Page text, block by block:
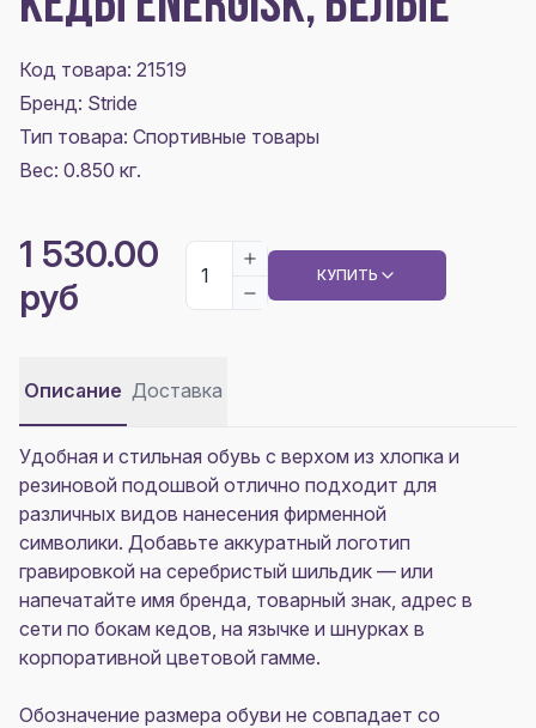
Код товара: 21519
Бренд: Stride
Тип товара: Спортивные товары
Вес: 0.850 кг.
1 530.00
руб
КУПИТЬ
Описание Доставка
Удобная и стильная обувь с верхом из хлопка и
резиновой подошвой отлично подходит для
различных видов нанесения фирменной
символики. Добавьте аккуратный логотип
гравировкой на серебристый шильдик — или
напечатайте имя бренда, товарный знак, адрес в
сети по бокам кедов, на язычке и шнурках в
корпоративной цветовой гамме.
Обозначение размера обуви не совпадает со